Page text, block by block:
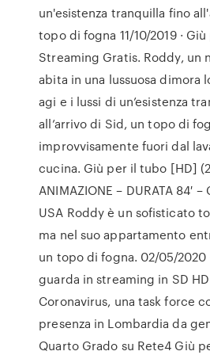
un'esistenza tranquilla fino
topo di fogna 11/10/2019 ·
Streaming Gratis. Roddy, un
abita in una lussuosa dimora
agi e i lussi di un’esistenza
all’arrivo di Sid, un topo di
improvvisamente fuori dal
cucina. Giù per il tubo [HD]
ANIMAZIONE – DURATA 84′ –
USA Roddy è un sofisticato
ma nel suo appartamento
un topo di fogna. 02/05/2020
guarda in streaming in SD HD
Coronavirus, una task force
presenza in Lombardia da
Quarto Grado su Rete4 Giù